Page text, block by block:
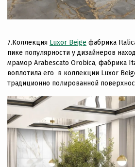
7.Коллекция Luxor Beige фабрика
пике популярности у дизайнеров
мрамор Arabescato Orobica, фабрика
воплотила его в коллекции Luxor
традиционно полированной